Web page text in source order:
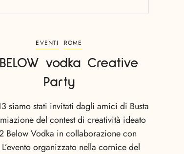
EVENTI ROME
vodka Creative
Party
siamo stati invitati dagli amici di Busta
del contest di creatività ideato
Below Vodka in collaborazione con
L’evento organizzato nella cornice del